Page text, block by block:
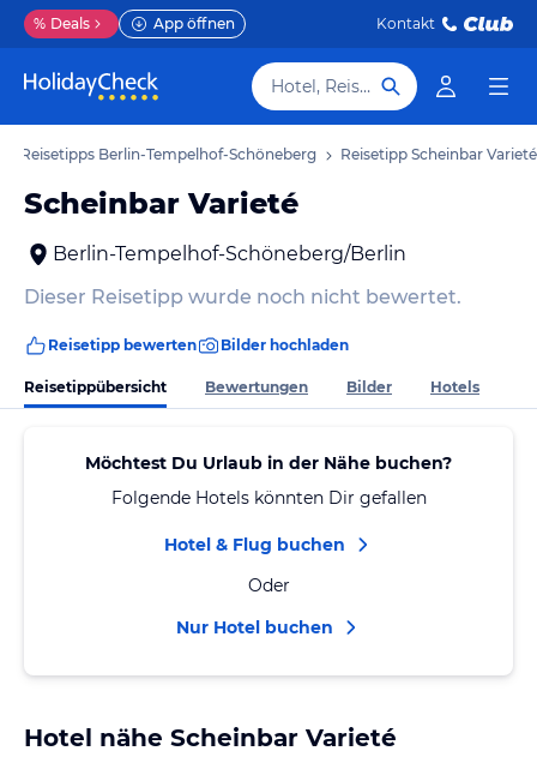
% Deals App öffnen Kontakt
Hotel, Reiseziel
Reisetipps Berlin-Tempelhof-Schöneberg Reisetipp Scheinbar Varieté
Scheinbar Varieté
Berlin-Tempelhof-Schöneberg/Berlin
Dieser Reisetipp wurde noch nicht bewertet.
Reisetipp bewerten Bilder hochladen
Reisetippübersicht Bewertungen Bilder Hotels
Möchtest Du Urlaub in der Nähe buchen?
Folgende Hotels könnten Dir gefallen
Hotel & Flug buchen
Oder
Nur Hotel buchen
Hotel nähe Scheinbar Varieté